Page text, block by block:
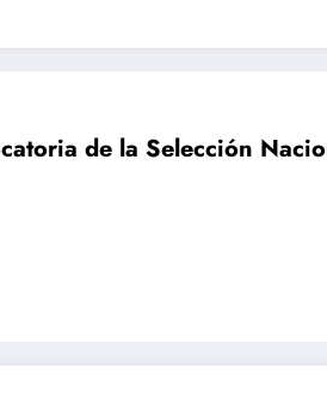
de la Selección